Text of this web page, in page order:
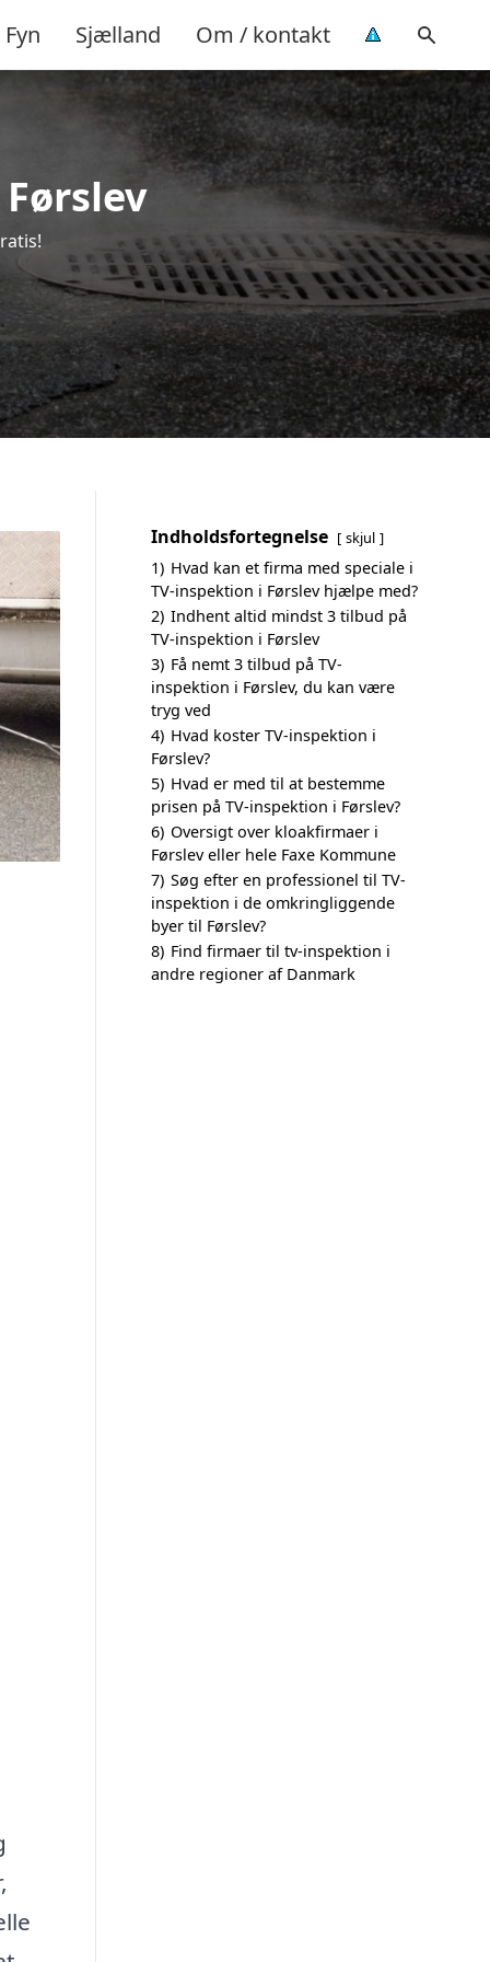
Fyn Sjælland Om / kontakt
Indholdsfortegnelse skjul
1) Hvad kan et firma med speciale i
TV-inspektion i Førslev hjælpe med?
2) Indhent altid mindst 3 tilbud på
TV-inspektion i Førslev
3) Få nemt 3 tilbud på TV-
inspektion i Førslev, du kan være
tryg ved
4) Hvad koster TV-inspektion i
Førslev?
5) Hvad er med til at bestemme
prisen på TV-inspektion i Førslev?
6) Oversigt over kloakfirmaer i
Førslev eller hele Faxe Kommune
7) Søg efter en professionel til TV-
inspektion i de omkringliggende
byer til Førslev?
8) Find firmaer til tv-inspektion i
andre regioner af Danmark